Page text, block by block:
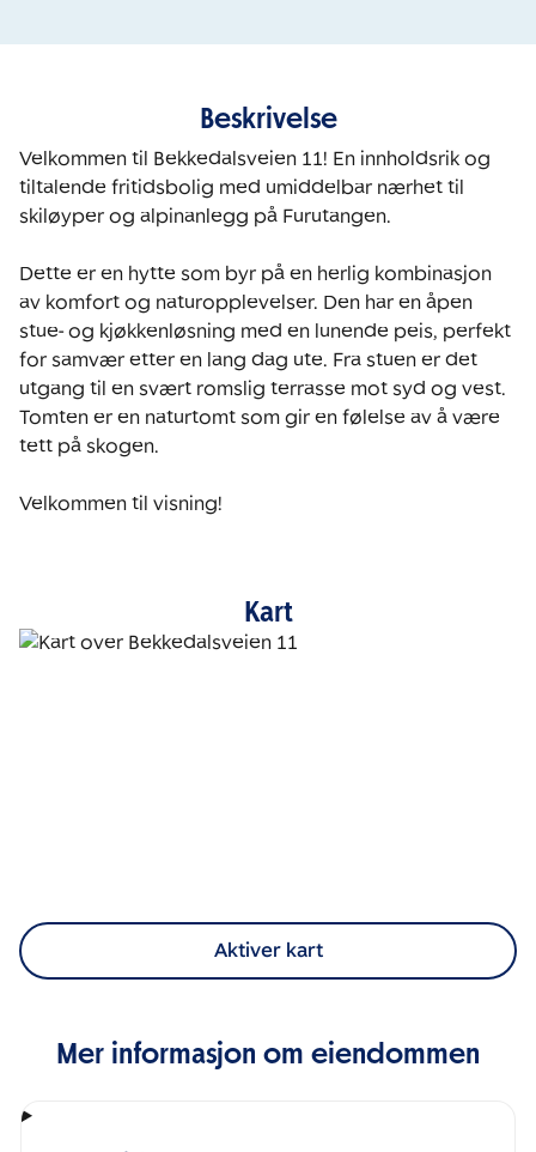
Beskrivelse
Velkommen til Bekkedalsveien 11! En innholdsrik og
tiltalende fritidsbolig med umiddelbar nærhet til
skiløyper og alpinanlegg på Furutangen.
Dette er en hytte som byr på en herlig kombinasjon
av komfort og naturopplevelser. Den har en åpen
stue- og kjøkkenløsning med en lunende peis, perfekt
for samvær etter en lang dag ute. Fra stuen er det
utgang til en svært romslig terrasse mot syd og vest.
Tomten er en naturtomt som gir en følelse av å være
tett på skogen.
Velkommen til visning!
Kart
Aktiver kart
Mer informasjon om eiendommen